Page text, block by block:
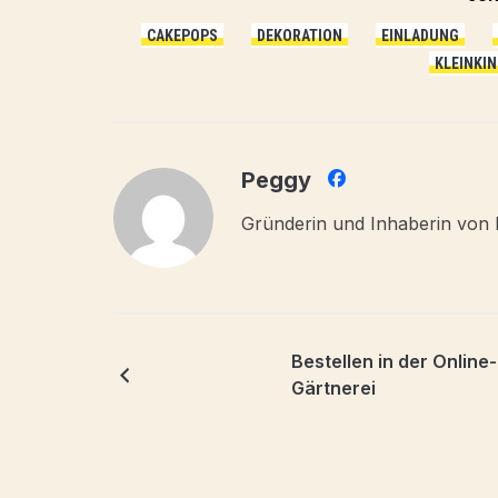
CAKEPOPS DEKORATION EINLADUNG
Peggy
Gründerin und Inhaberin von
Bestellen in der Online-
Gärtnerei